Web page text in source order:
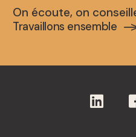
On écoute, on
Travaillons ensemble